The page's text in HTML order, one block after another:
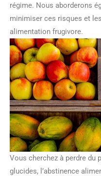
régime. Nous aborderons
minimiser ces risques et
alimentation frugivore.
Vous cherchez à perdre du
glucides, l’abstinence